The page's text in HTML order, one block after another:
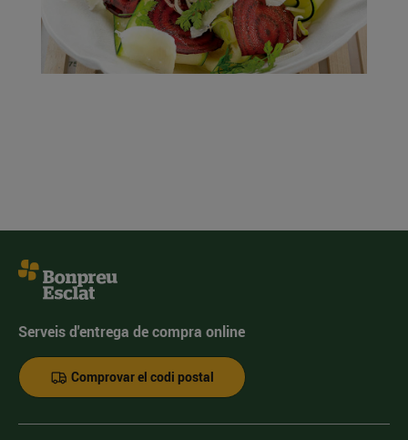
Serveis d'entrega de compra online
Comprovar el codi postal